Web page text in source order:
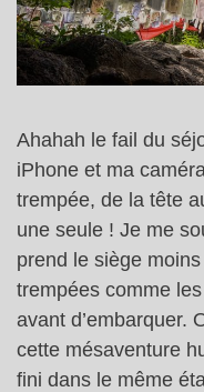
Ahahah le fail du
iPhone et ma
trempée, de la tête
une seule ! Je me
prend le siège
trempées comme
avant d’embarquer.
cette mésaventure
fini dans le même